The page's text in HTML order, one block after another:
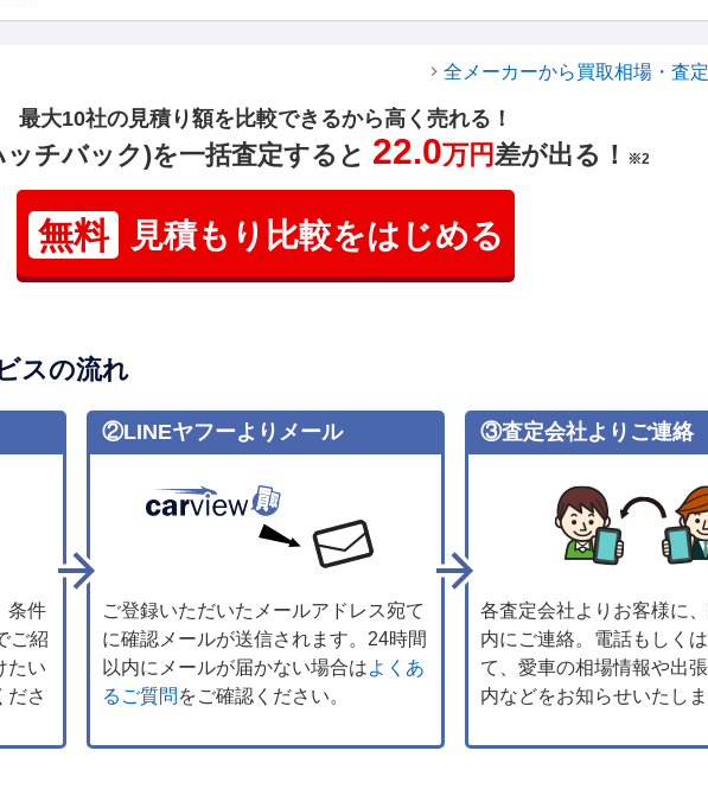
全メーカーから買取相場・査
最大10社の見積り額を比較できるから高く売れる！
チバック)を一括査定すると 22.0万円差が出る！ ※2
無料 見積もり比較をはじめる
スの流れ
条件
ご紹
たい
ださ
②LINEヤフーよりメール
ご登録いただいたメールアドレス宛て
に確認メールが送信されます。24時間
以内にメールが届かない場合はよくあ
るご質問 をご確認ください。
③査定会社よりご連絡
各査定会社よりお客様に
内にご連絡。電話もしく
て、愛車の相場情報や出
内などをお知らせいたしま